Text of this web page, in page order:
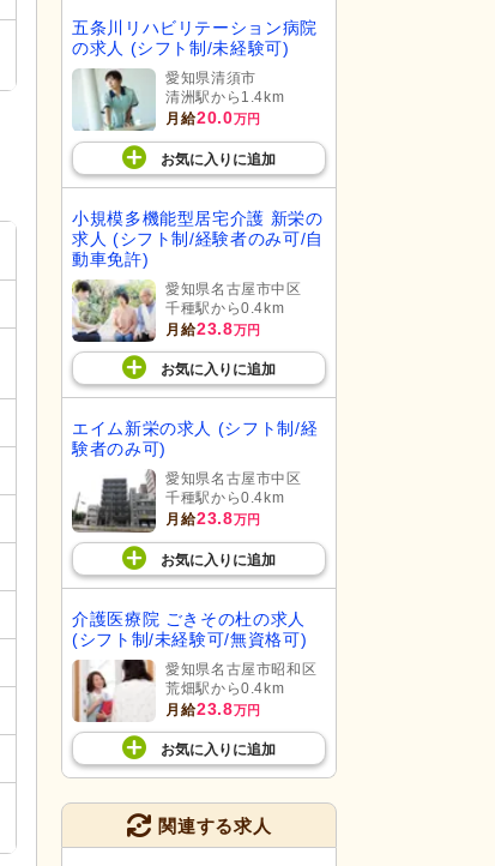
五条川リハビリテーション病院
の求人 (シフト制/未経験可)
愛知県清須市
清洲駅から1.4km
月給20.0万円
お気に入り に追加
小規模多機能型居宅介護 新栄の
求人 (シフト制/経験者のみ可/自
動車免許)
愛知県名古屋市中区
千種駅から0.4km
月給23.8万円
お気に入り に追加
エイム新栄の求人 (シフト制/経
験者のみ可)
愛知県名古屋市中区
千種駅から0.4km
月給23.8万円
お気に入り に追加
介護医療院 ごきその杜の求人
(シフト制/未経験可/無資格可)
愛知県名古屋市昭和区
荒畑駅から0.4km
月給23.8万円
お気に入り に追加
関連する求人